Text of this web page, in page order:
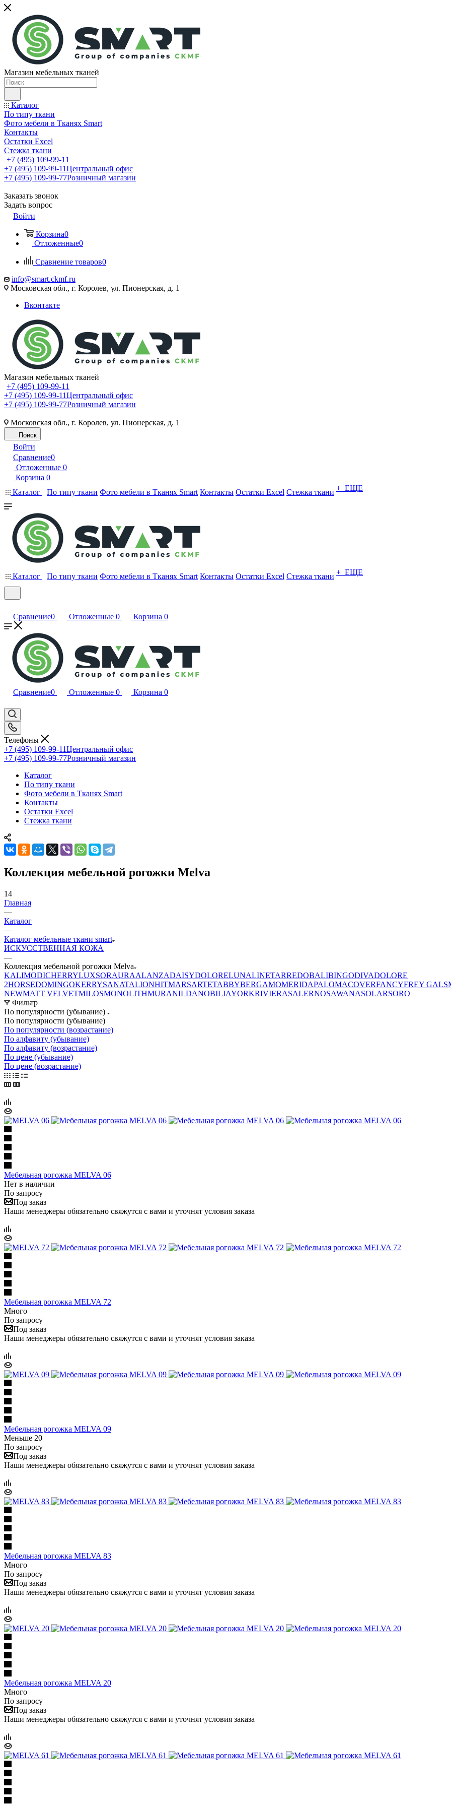
Магазин мебельных тканей
Каталог
По типу ткани
Фото мебели в Тканях Smart
Контакты
Остатки Excel
Стежка ткани
+7 (495) 109-99-11
+7 (495) 109-99-11Центральный офис
+7 (495) 109-99-77Розничный магазин
Заказать звонок
Задать вопрос
Войти
Корзина0
Отложенные0
Сравнение товаров0
info@smart.ckmf.ru
Московская обл., г. Королев, ул. Пионерская, д. 1
Вконтакте
Магазин мебельных тканей
+7 (495) 109-99-11
+7 (495) 109-99-11Центральный офис
+7 (495) 109-99-77Розничный магазин
Московская обл., г. Королев, ул. Пионерская, д. 1
Поиск
Войти
Сравнение0
Отложенные 0
Корзина 0
Каталог
По типу ткани Фото мебели в Тканях Smart Контакты Остатки Excel Стежка ткани + ЕЩЕ
Каталог По типу ткани Фото мебели в Тканях Smart Контакты Остатки Excel Стежка ткани + ЕЩЕ
Сравнение0 Отложенные 0 Корзина 0
Сравнение0 Отложенные 0 Корзина 0
Телефоны
+7 (495) 109-99-11Центральный офис
+7 (495) 109-99-77Розничный магазин
Каталог
По типу ткани
Фото мебели в Тканях Smart
Контакты
Остатки Excel
Стежка ткани
Коллекция мебельной рогожки Melva
14
Главная
—
Каталог
—
Каталог мебельные ткани smart
ИСКУССТВЕННАЯ КОЖА
—
Коллекция мебельной рогожки Melva
KALIMODICHERRYLUXSORAURAALANZADAISYDOLORELUNALINETARREDOBALIBINGODIVADOLORE
2HORSEDOMINGOKERRYSANATALIONHITMARSARTETABBYBERGAMOMERIDAPALOMACOVERFANCYFREY GALS
NEWMATT VELVETMILOSMONOLITHMURANILDANOBILIAYORKRIVIERASALERNOSAWANASOLARSORO
Фильтр
По популярности (убывание)
По популярности (убывание)
По популярности (возрастание)
По алфавиту (убывание)
По алфавиту (возрастание)
По цене (убывание)
По цене (возрастание)
Мебельная рогожка MELVA 06
Нет в наличии
По запросу
Под заказ
Наши менеджеры обязательно свяжутся с вами и уточнят условия заказа
Мебельная рогожка MELVA 72
Много
По запросу
Под заказ
Наши менеджеры обязательно свяжутся с вами и уточнят условия заказа
Мебельная рогожка MELVA 09
Меньше 20
По запросу
Под заказ
Наши менеджеры обязательно свяжутся с вами и уточнят условия заказа
Мебельная рогожка MELVA 83
Много
По запросу
Под заказ
Наши менеджеры обязательно свяжутся с вами и уточнят условия заказа
Мебельная рогожка MELVA 20
Много
По запросу
Под заказ
Наши менеджеры обязательно свяжутся с вами и уточнят условия заказа